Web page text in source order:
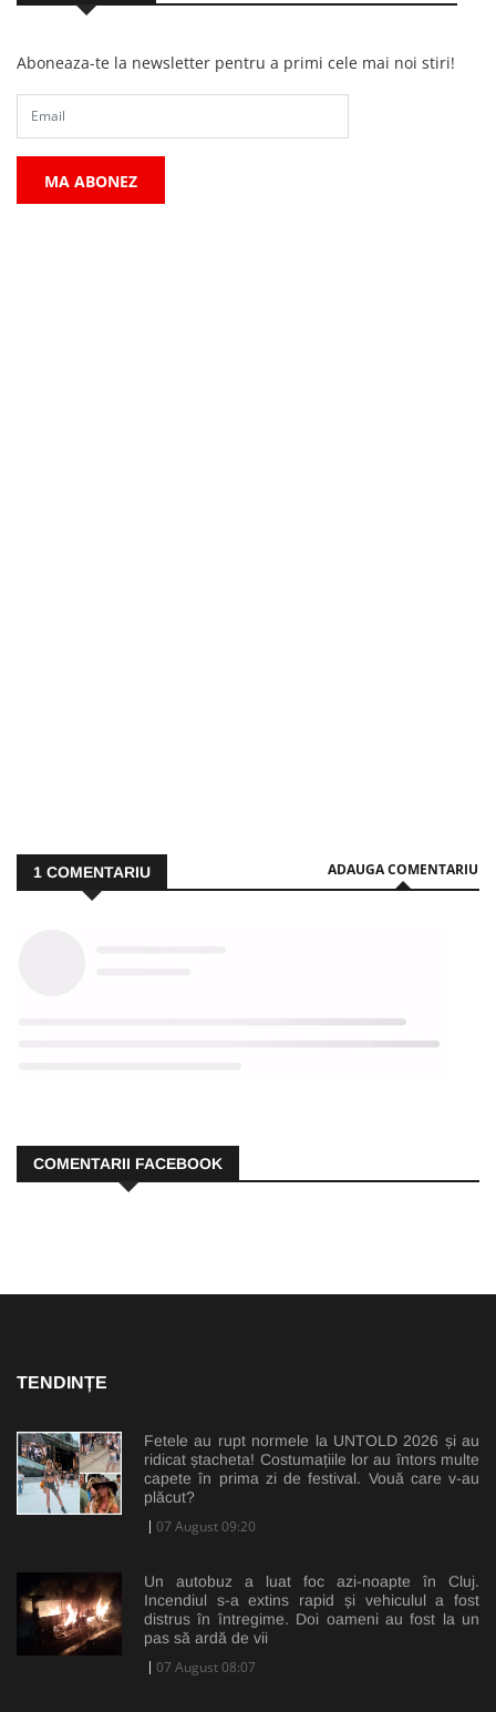
Aboneaza-te la newsletter pentru a primi cele mai noi stiri!
MA ABONEZ
1 COMENTARIU ADAUGA COMENTARIU
COMENTARII FACEBOOK
TENDINȚE
Fetele au rupt normele la UNTOLD 2026 și au
ridicat ștacheta! Costumațiile lor au întors multe
capete în prima zi de festival. Vouă care v-au
plăcut?
07 August 09:20
Un autobuz a luat foc azi-noapte în Cluj.
Incendiul s-a extins rapid și vehiculul a fost
distrus în întregime. Doi oameni au fost la un
pas să ardă de vii
07 August 08:07